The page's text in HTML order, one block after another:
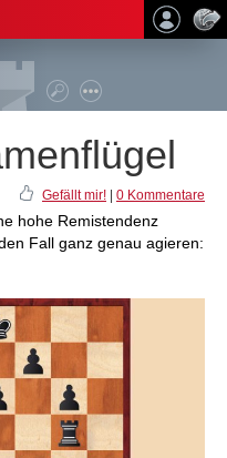
Gefällt mir! 0 Kommentare
hohe Remistendenz
Fall ganz genau agieren: